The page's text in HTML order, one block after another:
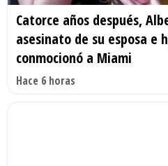
Catorce años después,
asesinato de su esposa e
conmocionó a Miami
Hace 6 horas